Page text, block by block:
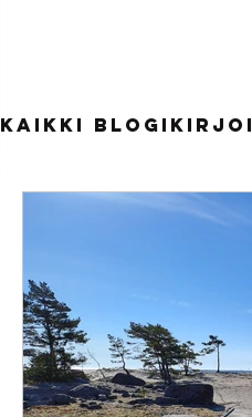
Kaikki
Tutkittua